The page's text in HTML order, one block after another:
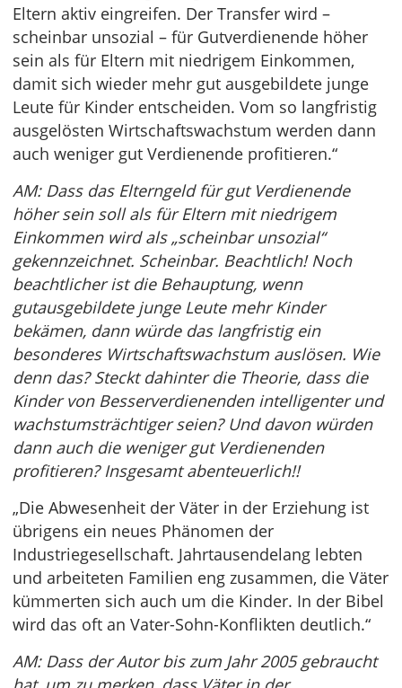
Eltern aktiv eingreifen. Der Transfer wird –
scheinbar unsozial – für Gutverdienende höher
sein als für Eltern mit niedrigem Einkommen,
damit sich wieder mehr gut ausgebildete junge
Leute für Kinder entscheiden. Vom so langfristig
ausgelösten Wirtschaftswachstum werden dann
auch weniger gut Verdienende profitieren.“
AM: Dass das Elterngeld für gut Verdienende
höher sein soll als für Eltern mit niedrigem
Einkommen wird als „scheinbar unsozial“
gekennzeichnet. Scheinbar. Beachtlich! Noch
beachtlicher ist die Behauptung, wenn
gutausgebildete junge Leute mehr Kinder
bekämen, dann würde das langfristig ein
besonderes Wirtschaftswachstum auslösen. Wie
denn das? Steckt dahinter die Theorie, dass die
Kinder von Besserverdienenden intelligenter und
wachstumsträchtiger seien? Und davon würden
dann auch die weniger gut Verdienenden
profitieren? Insgesamt abenteuerlich!!
„Die Abwesenheit der Väter in der Erziehung ist
übrigens ein neues Phänomen der
Industriegesellschaft. Jahrtausendelang lebten
und arbeiteten Familien eng zusammen, die Väter
kümmerten sich auch um die Kinder. In der Bibel
wird das oft an Vater-Sohn-Konflikten deutlich.“
AM: Dass der Autor bis zum Jahr 2005 gebraucht